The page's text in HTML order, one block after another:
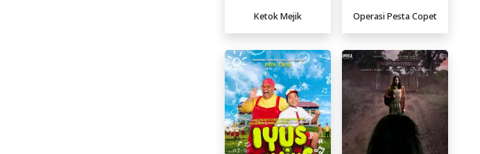
Ketok Mejik Operasi Pesta Copet